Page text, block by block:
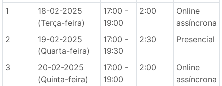
1
18-02-2025
(Terça-feira)
17:00 -
19:00
2:00
Online
assíncrona
2
19-02-2025
(Quarta-feira)
17:00 -
19:30
2:30 Presencial
3
20-02-2025
(Quinta-feira)
17:00 -
19:00
2:00
Online
assíncrona